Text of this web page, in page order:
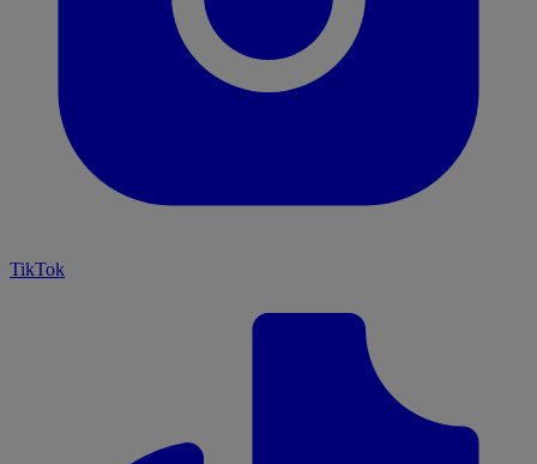
TikTok